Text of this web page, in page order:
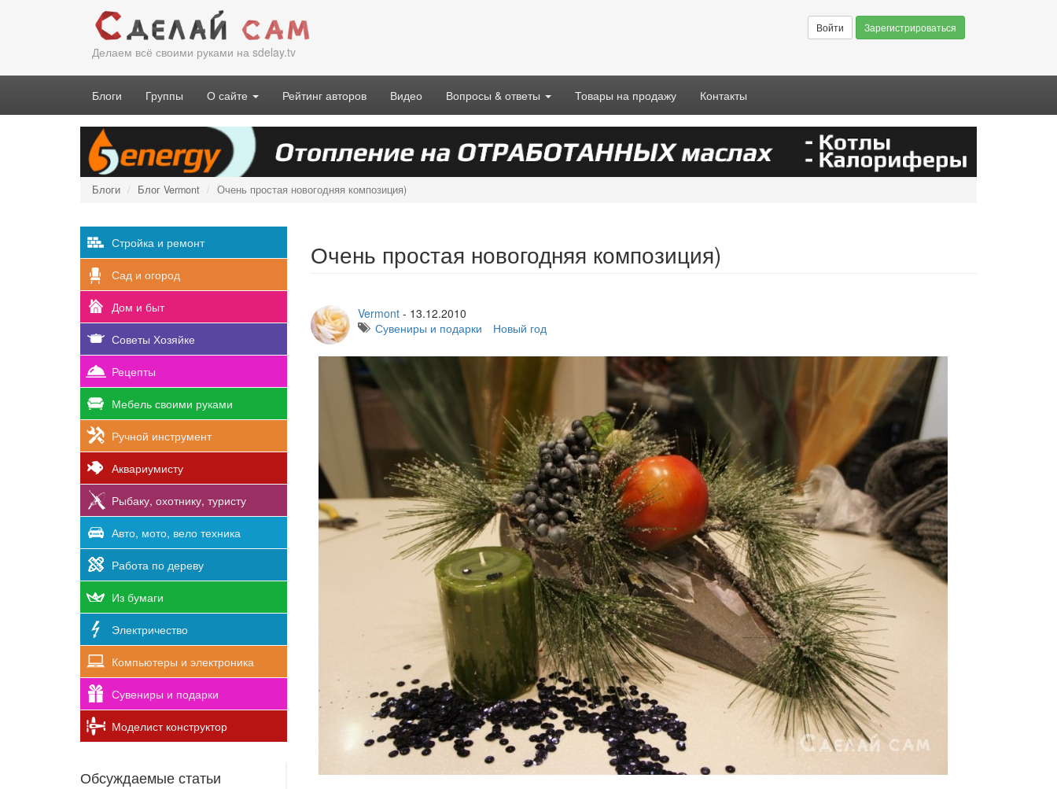
Делаем всё своими руками на sdelay.tv
Войти Зарегистрироваться
Блоги Группы О сайте Рейтинг авторов Видео Вопросы & ответы Товары на продажу Контакты
Блоги Блог Vermont Очень простая новогодняя композиция)
Стройка и ремонт
Сад и огород
Дом и быт
Советы Хозяйке
Рецепты
Мебель своими руками
Ручной инструмент
Аквариумисту
Рыбаку, охотнику, туристу
Авто, мото, вело техника
Работа по дереву
Из бумаги
Электричество
Компьютеры и электроника
Сувениры и подарки
Моделист конструктор
Обсуждаемые статьи
Очень простая новогодняя композиция)
Vermont- 13.12.2010
Сувениры и подарки
Новый год